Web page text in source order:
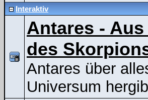
Interaktiv
Antares -
des
Antares über
Universum